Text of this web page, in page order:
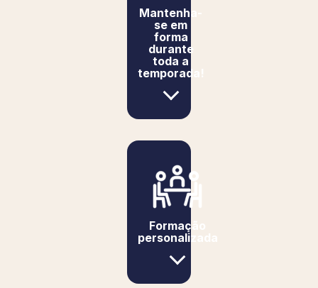
Mantenha-
se em
forma
durante
toda a
temporada!
Formação
personalizada